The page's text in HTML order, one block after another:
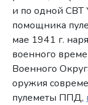
и по одной СВТ
помощника
мае 1941 г.
военного
Военного
оружия
пулеметы ППД,